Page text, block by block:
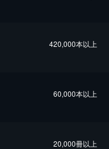
420,000本以上
60,000本以上
20,000冊以上